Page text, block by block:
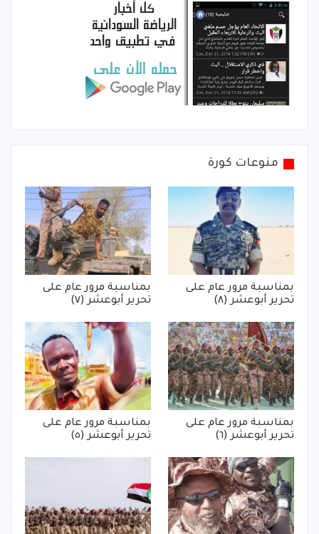
منوعات كورة
بمناسبة مرور عام على
تحرير أبوعشر (٨)
بمناسبة مرور عام على
تحرير أبوعشر (٧)
بمناسبة مرور عام على
تحرير أبوعشر (٦)
بمناسبة مرور عام على
تحرير أبوعشر (٥)